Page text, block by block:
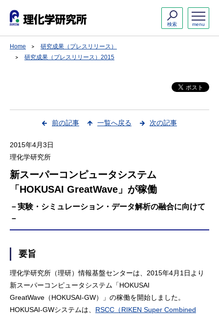
menu
検索
Home
研究成果（プレスリリース）
研究成果（プレスリリース）2015
前の記事 一覧へ戻る 次の記事
2015年4月3日
理化学研究所
新スーパーコンピュータシステム
「HOKUSAI GreatWave」が稼働
－実験・シミュレーション・データ解析の融合に向けて
－
要旨
理化学研究所（理研）情報基盤センターは、2015年4月1日より
新スーパーコンピュータシステム「HOKUSAI
GreatWave（HOKUSAI-GW）」の稼働を開始しました。
HOKUSAI-GWシステムは、 RSCC（RIKEN Super Combined